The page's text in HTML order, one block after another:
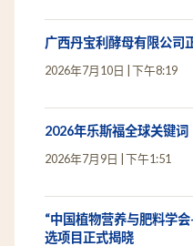
广西丹宝利酵母有限公司
2026年7月10日 下午8:19
2026年乐斯福全球关键词
2026年7月9日 下午1:51
“中国植物营养与肥料学
选项目正式揭晓